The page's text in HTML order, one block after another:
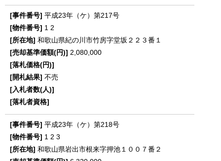
平成23年（ケ）第217号
1 2
和歌山県紀の川市竹房字堂坂２２３番１
2,080,000
不売
平成23年（ケ）第218号
1 2 3
和歌山県岩出市根来字押池１００７番２